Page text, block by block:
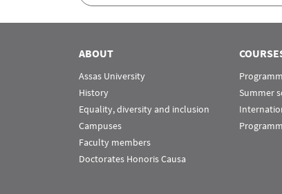
ABOUT
Assas University
History
Equality, diversity and inclusion
Campuses
Faculty members
Doctorates Honoris Causa
Summer